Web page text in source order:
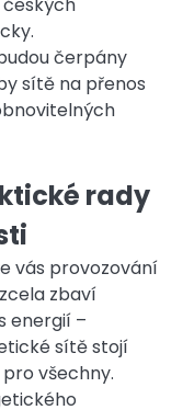
čerpány
sítě na přenos
rady
vás provozování
zbaví
energií –
sítě stojí
všechny.